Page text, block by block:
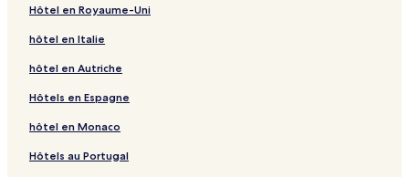
Hôtel en Royaume-Uni
hôtel en Italie
hôtel en Autriche
Hôtels en Espagne
hôtel en Monaco
Hôtels au Portugal